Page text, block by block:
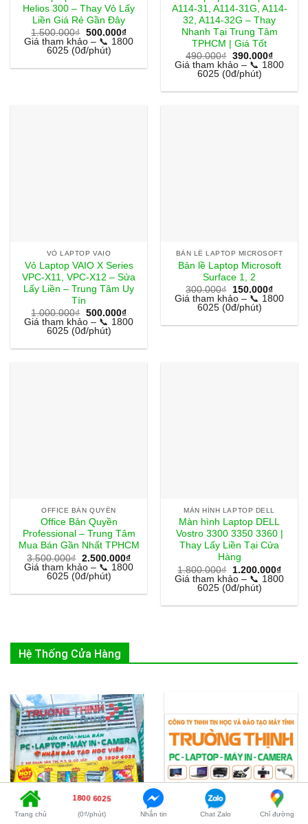
Helios 300 – Thay Vỏ Lấy
Liền Giá Rẻ Gần Đây
1.500.000₫ Giá
gốc
là:
1.500.000₫.
500.000₫Giá
hiện
500.000₫.
Giá tham khảo – 📞 1800
6025 (0đ/phút)
A114-31, A114-31G, A114-
32, A114-32G – Thay
Nhanh Tại Trung Tâm
TPHCM | Giá Tốt
490.000₫ Giá
gốc
là:
490.000₫.
390.000₫Giá
hiện
Giá tham khảo – 📞 1800
6025 (0đ/phút)
VỎ LAPTOP VAIO
Vỏ Laptop VAIO X Series
VPC-X11, VPC-X12 – Sửa
Lấy Liền – Trung Tâm Uy
Tín
1.000.000₫ Giá
gốc
là:
1.000.000₫.
500.000₫Giá
hiện
500.000₫.
Giá tham khảo – 📞 1800
6025 (0đ/phút)
BẢN LỀ LAPTOP MICROSOFT
Bản lề Laptop Microsoft
Surface 1, 2
300.000₫
Giá
gốc
là:
300.000₫.
150.000₫Giá
hiện
Giá tham khảo – 📞 1800
6025 (0đ/phút)
OFFICE BẢN QUYỀN
Office Bản Quyền
Professional – Trung Tâm
Mua Bán Gần Nhất TPHCM
3.500.000₫ Giá
gốc
là:
3.500.000₫.
2.500.000₫Giá
hiện
2.500.000₫.
Giá tham khảo – 📞 1800
6025 (0đ/phút)
MÀN HÌNH LAPTOP DELL
Màn hình Laptop DELL
Vostro 3300 3350 3360 |
Thay Lấy Liền Tại Cửa
Hàng
1.800.000₫
Giá
gốc
là:
1.800.000₫.
1.200.000₫Giá
hiện
Giá tham khảo – 📞 1800
6025 (0đ/phút)
Hệ Thống Cửa Hàng
Trang chủ
1800 6025
(0₫/phút) Nhắn tin Chat Zalo Chỉ đường